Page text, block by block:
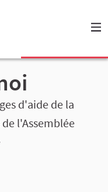
d'aide de la
l'Assemblée